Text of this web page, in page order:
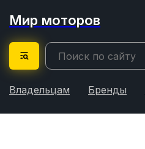
Мир моторов
Владельцам Бренды